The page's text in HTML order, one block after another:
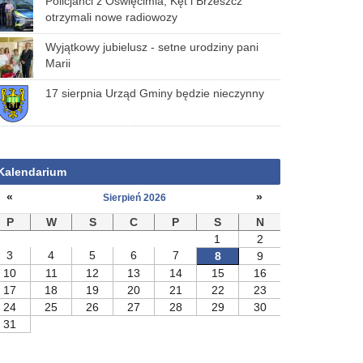
otrzymali nowe radiowozy
Wyjątkowy jubielusz - setne urodziny pani
Marii
17 sierpnia Urząd Gminy będzie nieczynny
«
Sierpień 2026
»
P
W S C P S
N
1
2
3
4 5 6 7 8
9
10
11 12 13 14 15
16
17
18 19 20 21 22
23
24
25 26 27 28 29
30
31